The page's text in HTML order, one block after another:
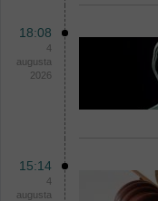
18:08
4
augusta
2026
15:14
4
augusta